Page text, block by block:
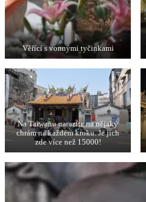
Věřící s vonnými tyčinkami
Na Taiwanu narazíte na nějaký
chrám na každém kroku. Je jich
zde více než 15000!